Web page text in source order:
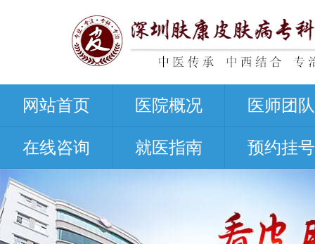
网站首页 医院概况 医师团队
在线咨询 就医指南 预约挂号